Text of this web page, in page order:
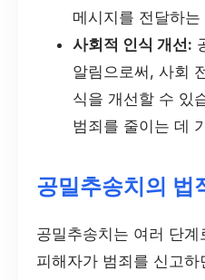
메시지를 전달하
사회적 인식 개선:
알림으로써, 사회
식을 개선할 수 있
범죄를 줄이는 데
공밀추송치의 법
공밀추송치는 여러 단
피해자가 범죄를 신고